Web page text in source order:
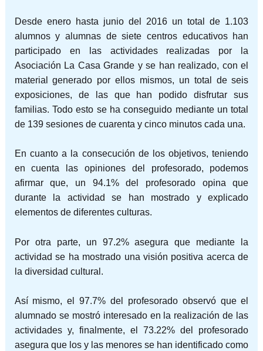
Desde enero hasta junio del 2016 un total de 1.103
alumnos y alumnas de siete centros educativos han
participado en las actividades realizadas por la
Asociación La Casa Grande y se han realizado, con el
material generado por ellos mismos, un total de seis
exposiciones, de las que han podido disfrutar sus
familias. Todo esto se ha conseguido mediante un total
de 139 sesiones de cuarenta y cinco minutos cada una.
En cuanto a la consecución de los objetivos, teniendo
en cuenta las opiniones del profesorado, podemos
afirmar que, un 94.1% del profesorado opina que
durante la actividad se han mostrado y explicado
elementos de diferentes culturas.
Por otra parte, un 97.2% asegura que mediante la
actividad se ha mostrado una visión positiva acerca de
la diversidad cultural.
Así mismo, el 97.7% del profesorado observó que el
alumnado se mostró interesado en la realización de las
actividades y, finalmente, el 73.22% del profesorado
asegura que los y las menores se han identificado como